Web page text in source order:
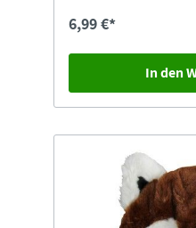
6,99 €*
In den